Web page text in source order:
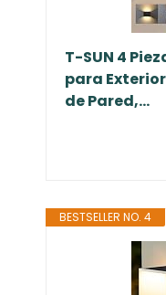
T-SUN 4
para
de Pared,...
BESTSELLER NO. 4